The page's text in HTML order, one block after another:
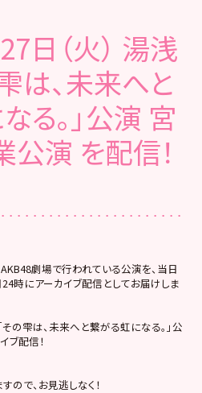
日（火） 湯浅
は、未来へと
る。」公演 宮
演 を配信！
AKB48劇場で行われている公演を、当日
時にアーカイブ配信としてお届けしま
の雫は、未来へと繋がる虹になる。」公
ブ配信！
で、お見逃しなく！